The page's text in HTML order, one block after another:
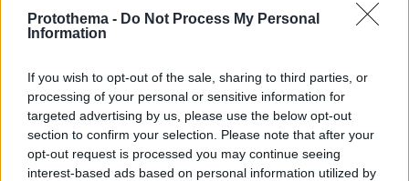
Protothema - Do Not Process My Personal
Information
If you wish to opt-out of the sale, sharing to third parties, or
processing of your personal or sensitive information for
targeted advertising by us, please use the below opt-out
section to confirm your selection. Please note that after your
opt-out request is processed you may continue seeing
interest-based ads based on personal information utilized by
03.08.2026, 10:56
Διασκεδάζουμε υπεύθυνα, επιστρέφουμε με ασφάλεια
29.07.2026, 09:39